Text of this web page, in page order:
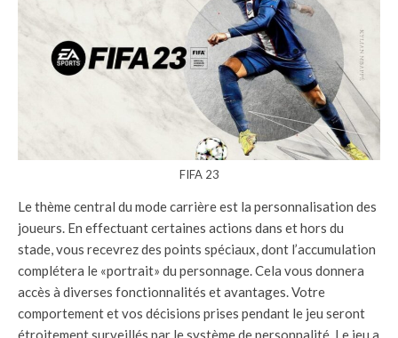
FIFA 23
Le thème central du mode carrière est la personnalisation des
joueurs. En effectuant certaines actions dans et hors du
stade, vous recevrez des points spéciaux, dont l’accumulation
complétera le «portrait» du personnage. Cela vous donnera
accès à diverses fonctionnalités et avantages. Votre
comportement et vos décisions prises pendant le jeu seront
étroitement surveillés par le système de personnalité. Le jeu a